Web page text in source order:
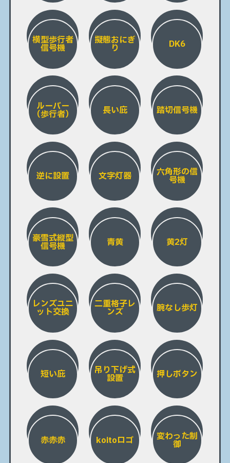
横型歩行者
信号機
擬態おにぎ
り DK6
ルーバー
（歩行者） 長い庇 踏切信号機
逆に設置 文字灯器 六角形の信
号機
豪雪式縦型
信号機 青黄 黄2灯
レンズユニ
ット交換
二重格子レ
ンズ 腕なし歩灯
短い庇 吊り下げ式
設置 押しボタン
赤赤赤 koitoロゴ 変わった制
御